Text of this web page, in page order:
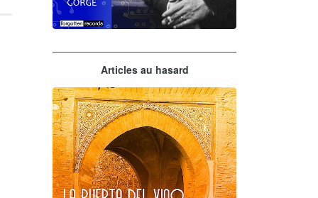
Claude Debussy
Francis Gorgé
Articles au hasard